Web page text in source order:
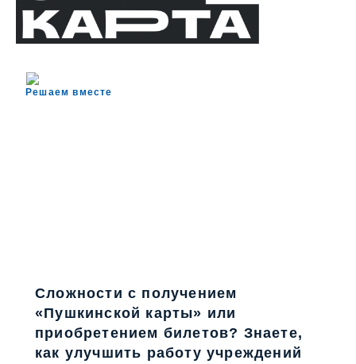
Решаем вместе
Сложности с получением
«Пушкинской карты» или
приобретением билетов? Знаете,
как улучшить работу учреждений